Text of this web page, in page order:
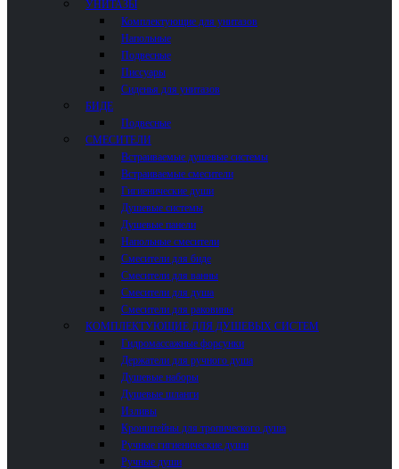
УНИТАЗЫ
Комплектующие для унитазов
Напольные
Подвесные
Писсуары
Сиденья для унитазов
БИДЕ
Подвесные
СМЕСИТЕЛИ
Встраиваемые душевые системы
Встраиваемые смесители
Гигиенические души
Душевые системы
Душевые панели
Напольные смесители
Смесители для биде
Смесители для ванны
Смесители для душа
Смесители для раковины
КОМПЛЕКТУЮЩИЕ ДЛЯ ДУШЕВЫХ СИСТЕМ
Гидромассажные форсунки
Держатели для ручного душа
Душевые наборы
Душевые шланги
Изливы
Кронштейны для тропического душа
Ручные гигиенические души
Ручные души